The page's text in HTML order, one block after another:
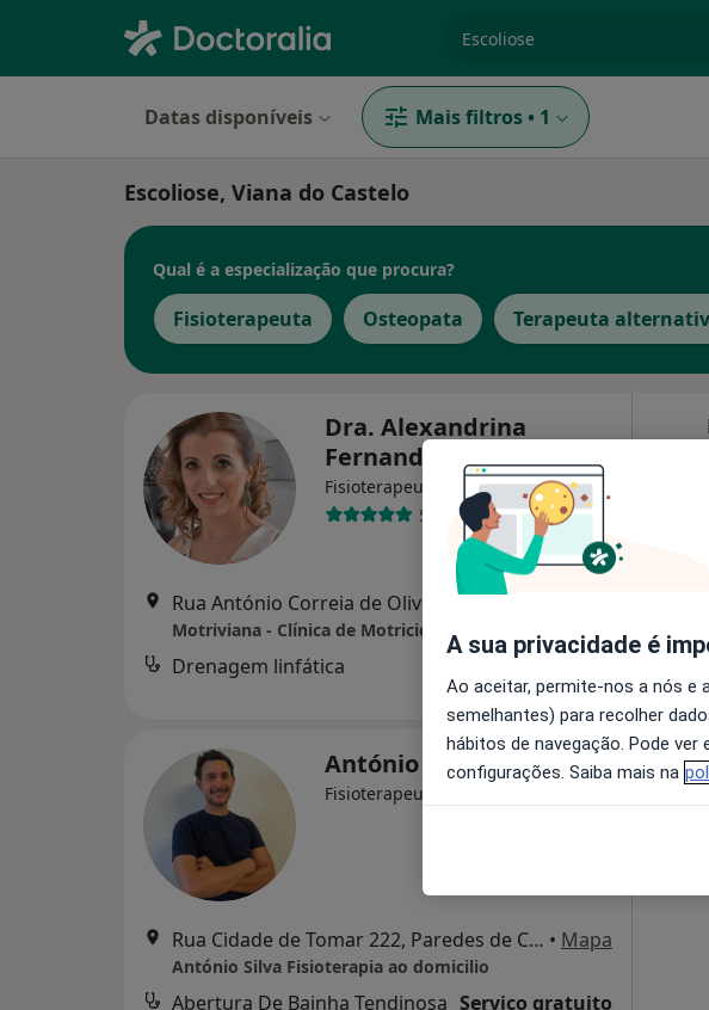
Datas disponíveis Mais filtros • 1
Escoliose, Viana do Castelo
Qual é a especialização que procura?
Fisioterapeuta Osteopata Terapeuta
Dra. Alexandrina
Fernandes
Fisioterapeuta, Osteopata
5 opiniões
Motriviana - Clínica de Motricidade, Saúde E Bem-Estar Lda
Drenagem linfática desde 35 €
António Silva
Fisioterapeuta
Rua Cidade de Tomar 222, Paredes de Coura • Mapa
António Silva Fisioterapia ao domicilio
Abertura De Bainha Tendinosa Serviço gratuito
A sua privacidade é
Ao aceitar, permite-nos a nós e
semelhantes) para recolher
hábitos de navegação. Pode
configurações. Saiba mais na